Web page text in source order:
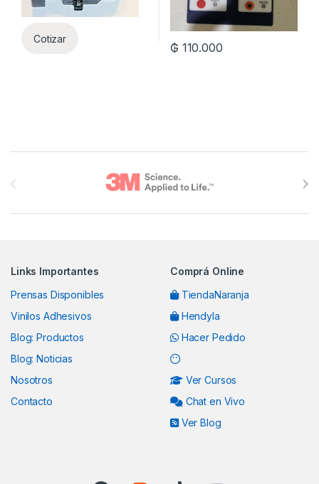
Cotizar
₲ 110.000
Links Importantes
Prensas Disponibles
Vinilos Adhesivos
Blog: Productos
Blog: Noticias
Nosotros
Contacto
Comprá Online
TiendaNaranja
Hendyla
Hacer Pedido
Ver Cursos
Chat en Vivo
Ver Blog